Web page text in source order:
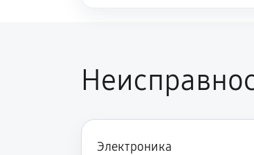
Электроника